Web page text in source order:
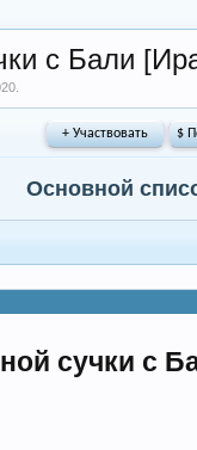
с Бали
+ Участвовать $
Основной
сучки с